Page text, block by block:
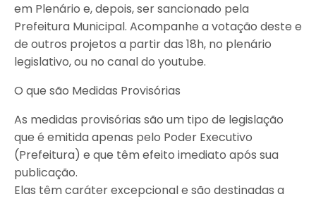
em Plenário e, depois, ser sancionado pela
Prefeitura Municipal. Acompanhe a votação deste e
de outros projetos a partir das 18h, no plenário
legislativo, ou no canal do youtube.
O que são Medidas Provisórias
As medidas provisórias são um tipo de legislação
que é emitida apenas pelo Poder Executivo
(Prefeitura) e que têm efeito imediato após sua
publicação.
Elas têm caráter excepcional e são destinadas a